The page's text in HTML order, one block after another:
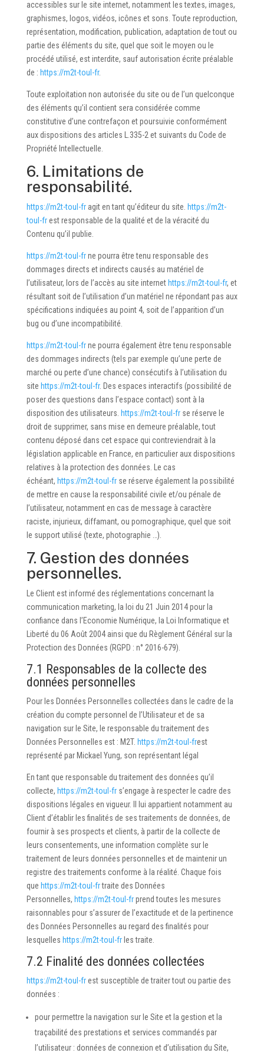
accessibles sur le site internet, notamment les textes, images,
graphismes, logos, vidéos, icônes et sons. Toute reproduction,
représentation, modification, publication, adaptation de tout ou
partie des éléments du site, quel que soit le moyen ou le
procédé utilisé, est interdite, sauf autorisation écrite préalable
de : https://m2t-toul-fr.
Toute exploitation non autorisée du site ou de l’un quelconque
des éléments qu’il contient sera considérée comme
constitutive d’une contrefaçon et poursuivie conformément
aux dispositions des articles L.335-2 et suivants du Code de
Propriété Intellectuelle.
6. Limitations de
responsabilité.
https://m2t-toul-fr agit en tant qu’éditeur du site. https://m2t-
toul-fr est responsable de la qualité et de la véracité du
Contenu qu’il publie.
https://m2t-toul-fr ne pourra être tenu responsable des
dommages directs et indirects causés au matériel de
l’utilisateur, lors de l’accès au site internet https://m2t-toul-fr, et
résultant soit de l’utilisation d’un matériel ne répondant pas aux
spécifications indiquées au point 4, soit de l’apparition d’un
bug ou d’une incompatibilité.
https://m2t-toul-fr ne pourra également être tenu responsable
des dommages indirects (tels par exemple qu’une perte de
marché ou perte d’une chance) consécutifs à l’utilisation du
site https://m2t-toul-fr. Des espaces interactifs (possibilité de
poser des questions dans l’espace contact) sont à la
disposition des utilisateurs. https://m2t-toul-fr se réserve le
droit de supprimer, sans mise en demeure préalable, tout
contenu déposé dans cet espace qui contreviendrait à la
législation applicable en France, en particulier aux dispositions
relatives à la protection des données. Le cas
échéant, https://m2t-toul-fr se réserve également la possibilité
de mettre en cause la responsabilité civile et/ou pénale de
l’utilisateur, notamment en cas de message à caractère
raciste, injurieux, diffamant, ou pornographique, quel que soit
le support utilisé (texte, photographie …).
7. Gestion des données
personnelles.
Le Client est informé des réglementations concernant la
communication marketing, la loi du 21 Juin 2014 pour la
confiance dans l’Economie Numérique, la Loi Informatique et
Liberté du 06 Août 2004 ainsi que du Règlement Général sur la
Protection des Données (RGPD : n° 2016-679).
7.1 Responsables de la collecte des
données personnelles
Pour les Données Personnelles collectées dans le cadre de la
création du compte personnel de l’Utilisateur et de sa
navigation sur le Site, le responsable du traitement des
Données Personnelles est : M2T. https://m2t-toul-frest
représenté par Mickael Yung, son représentant légal
En tant que responsable du traitement des données qu’il
collecte, https://m2t-toul-fr s’engage à respecter le cadre des
dispositions légales en vigueur. Il lui appartient notamment au
Client d’établir les finalités de ses traitements de données, de
fournir à ses prospects et clients, à partir de la collecte de
leurs consentements, une information complète sur le
traitement de leurs données personnelles et de maintenir un
registre des traitements conforme à la réalité. Chaque fois
que https://m2t-toul-frtraite des Données
Personnelles, https://m2t-toul-fr prend toutes les mesures
raisonnables pour s’assurer de l’exactitude et de la pertinence
des Données Personnelles au regard des finalités pour
lesquelles https://m2t-toul-fr les traite.
7.2 Finalité des données collectées
https://m2t-toul-fr est susceptible de traiter tout ou partie des
données :
pour permettre la navigation sur le Site et la gestion et la
traçabilité des prestations et services commandés par
l’utilisateur : données de connexion et d’utilisation du Site,